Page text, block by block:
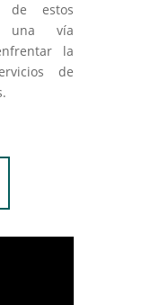
de estos
una vía
la
de